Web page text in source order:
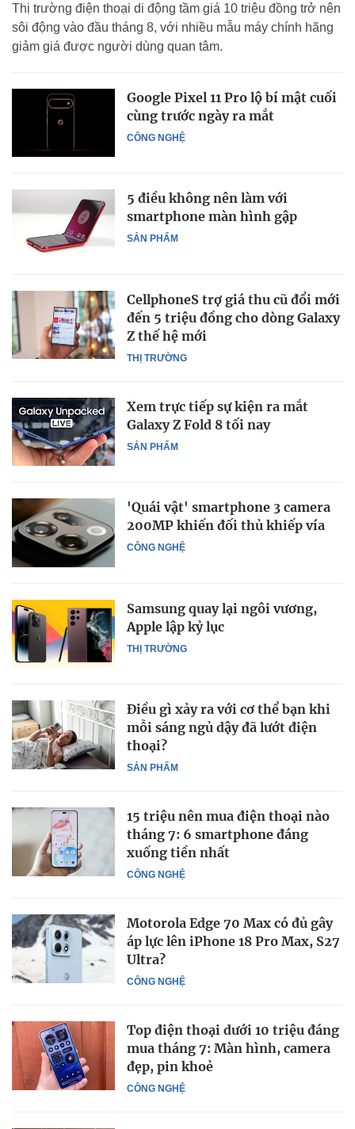
Thị trường điện thoại di động tầm giá 10 triệu đồng trở nên
sôi động vào đầu tháng 8, với nhiều mẫu máy chính hãng
giảm giá được người dùng quan tâm.
CÔNG NGHỆ
Google Pixel 11 Pro lộ bí mật cuối
cùng trước ngày ra mắt
SẢN PHẨM
5 điều không nên làm với
smartphone màn hình gập
THỊ TRƯỜNG
CellphoneS trợ giá thu cũ đổi mới
đến 5 triệu đồng cho dòng Galaxy
Z thế hệ mới
SẢN PHẨM
Xem trực tiếp sự kiện ra mắt
Galaxy Z Fold 8 tối nay
CÔNG NGHỆ
'Quái vật' smartphone 3 camera
200MP khiến đối thủ khiếp vía
THỊ TRƯỜNG
Samsung quay lại ngôi vương,
Apple lập kỷ lục
SẢN PHẨM
Điều gì xảy ra với cơ thể bạn khi
mỗi sáng ngủ dậy đã lướt điện
thoại?
CÔNG NGHỆ
15 triệu nên mua điện thoại nào
tháng 7: 6 smartphone đáng
xuống tiền nhất
CÔNG NGHỆ
Motorola Edge 70 Max có đủ gây
áp lực lên iPhone 18 Pro Max, S27
Ultra?
CÔNG NGHỆ
Top điện thoại dưới 10 triệu đáng
mua tháng 7: Màn hình, camera
đẹp, pin khoẻ